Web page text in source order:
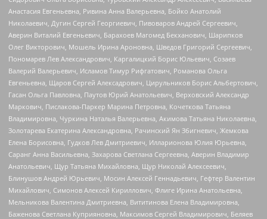
Анастасия Евгеньевна, Ривина Анна Валерьевна, Бойко Анатолий
Николаевич, Дугин Сергей Георгиевич, Пивоваров Андрей Сергеевич,
Аверин Виталий Евгеньевич, Барахоев Магомед Бекханович, Шарипков
Олег Викторович, Мошель Ирина Ароновна, Шведов Григорий Сергеевич,
Пономарев Лев Александрович, Каргалицкий Борис Юльевич, Созаев
Валерий Валерьевич, Исламов Тимур Рифгатович, Романова Ольга
Евгеньевна, Щаров Сергей Алексадрович, Цирульников Борис Альбертович,
Гасан Ольга Павловна, Паутов Юрий Анатольевич, Верховский Александр
Маркович, Пислакова-Паркер Марина Петровна, Кочеткова Татьяна
Владимировна, Чуркина Наталья Валерьевна, Акимова Татьяна Николаевна,
Золотарева Екатерина Александровна, Рачинский Ян Збигневич, Жемкова
Елена Борисовна, Гудков Лев Дмитриевич, Илларионова Юлия Юрьевна,
Саранг Анна Васильевна, Захарова Светлана Сергеевна, Аверин Владимир
Анатольевич, Щур Татьяна Михайловна, Щур Николай Алексеевич,
Блинушов Андрей Юрьевич, Мосин Алексей Геннадьевич, Гефтер Валентин
Михайлович, Симонов Алексей Кириллович, Флиге Ирина Анатольевна,
Мельникова Валентина Дмитриевна, Вититинова Елена Владимировна,
Баженова Светлана Куприяновна, Максимов Сергей Владимирович, Беляев